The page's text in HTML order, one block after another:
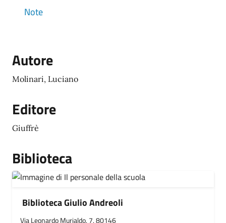
Note
Autore
Molinari, Luciano
Editore
Giuffrè
Biblioteca
Biblioteca Giulio Andreoli
Via Leonardo Murialdo, 7, 80146